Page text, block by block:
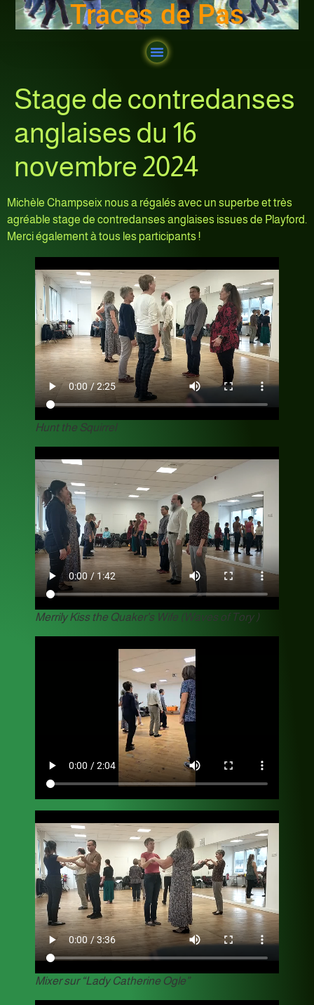
Traces de Pas
Stage de contredanses
anglaises du 16
novembre 2024
Michèle Champseix nous a régalés avec un superbe et très
agréable stage de contredanses anglaises issues de Playford.
Merci également à tous les participants !
Hunt the Squirrel
Merrily Kiss the Quaker’s Wife (Waves of Tory )
Mixer sur “Lady Catherine Ogle”